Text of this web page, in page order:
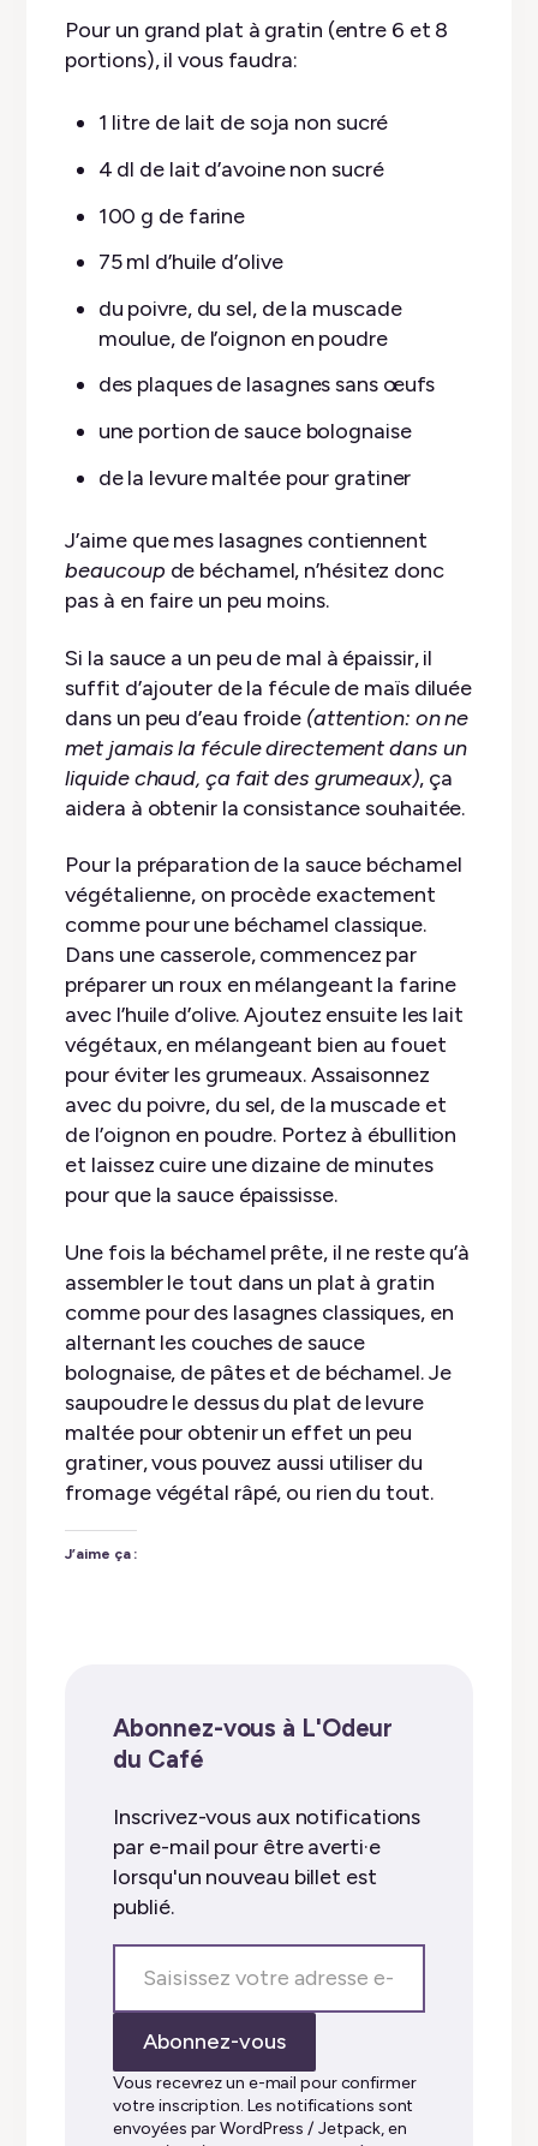
Pour un grand plat à gratin (entre 6 et 8
portions), il vous faudra:
1 litre de lait de soja non sucré
4 dl de lait d’avoine non sucré
100 g de farine
75 ml d’huile d’olive
du poivre, du sel, de la muscade
moulue, de l’oignon en poudre
des plaques de lasagnes sans œufs
une portion de sauce bolognaise
de la levure maltée pour gratiner
J’aime que mes lasagnes contiennent
beaucoup de béchamel, n’hésitez donc
pas à en faire un peu moins.
Si la sauce a un peu de mal à épaissir, il
suffit d’ajouter de la fécule de maïs diluée
dans un peu d’eau froide (attention: on ne
met jamais la fécule directement dans un
liquide chaud, ça fait des grumeaux), ça
aidera à obtenir la consistance souhaitée.
Pour la préparation de la sauce béchamel
végétalienne, on procède exactement
comme pour une béchamel classique.
Dans une casserole, commencez par
préparer un roux en mélangeant la farine
avec l’huile d’olive. Ajoutez ensuite les lait
végétaux, en mélangeant bien au fouet
pour éviter les grumeaux. Assaisonnez
avec du poivre, du sel, de la muscade et
de l’oignon en poudre. Portez à ébullition
et laissez cuire une dizaine de minutes
pour que la sauce épaississe.
Une fois la béchamel prête, il ne reste qu’à
assembler le tout dans un plat à gratin
comme pour des lasagnes classiques, en
alternant les couches de sauce
bolognaise, de pâtes et de béchamel. Je
saupoudre le dessus du plat de levure
maltée pour obtenir un effet un peu
gratiner, vous pouvez aussi utiliser du
fromage végétal râpé, ou rien du tout.
J’aime ça :
Abonnez-vous à L'Odeur
du Café
Inscrivez-vous aux notifications
par e-mail pour être averti·e
lorsqu'un nouveau billet est
publié.
votre
adresse
mail…
Abonnez-vous
Vous recevrez un e-mail pour confirmer
votre inscription. Les notifications sont
envoyées par WordPress / Jetpack, en